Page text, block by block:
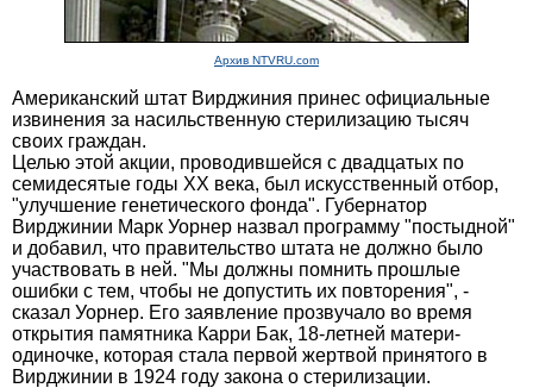
Архив NTVRU.com
Американский штат Вирджиния принес официальные
извинения за насильственную стерилизацию тысяч
своих граждан.
Целью этой акции, проводившейся с двадцатых по
семидесятые годы XX века, был искусственный отбор,
"улучшение генетического фонда". Губернатор
Вирджинии Марк Уорнер назвал программу "постыдной"
и добавил, что правительство штата не должно было
участвовать в ней. "Мы должны помнить прошлые
ошибки с тем, чтобы не допустить их повторения", -
сказал Уорнер. Его заявление прозвучало во время
открытия памятника Карри Бак, 18-летней матери-
одиночке, которая стала первой жертвой принятого в
Вирджинии в 1924 году закона о стерилизации.